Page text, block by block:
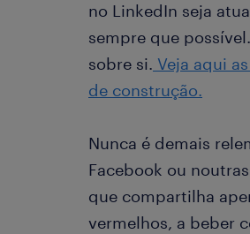
no LinkedIn seja
sempre que
sobre si. Veja aqui
de construção.
Nunca é demais
Facebook ou
que compartilha
vermelhos, a beber